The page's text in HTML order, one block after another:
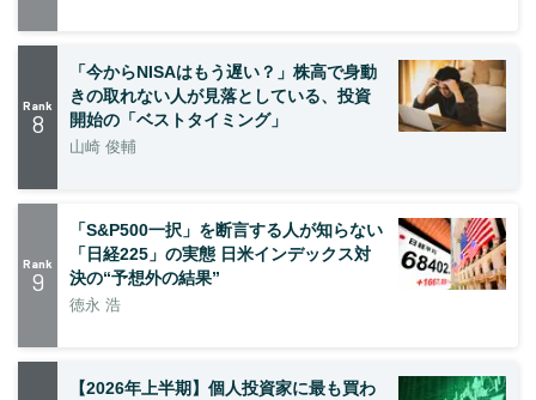
Rank
8
「今からNISAはもう遅い？」株高で身動
きの取れない人が見落としている、投資
開始の「ベストタイミング」
山崎 俊輔
Rank
9
「S&P500一択」を断言する人が知らない
「日経225」の実態 日米インデックス対
決の“予想外の結果”
徳永 浩
【2026年上半期】個人投資家に最も買わ